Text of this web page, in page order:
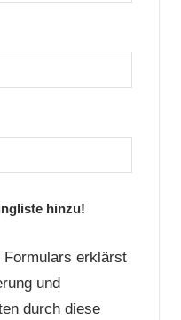
hinzu!
Formulars erklärst
und
durch diese